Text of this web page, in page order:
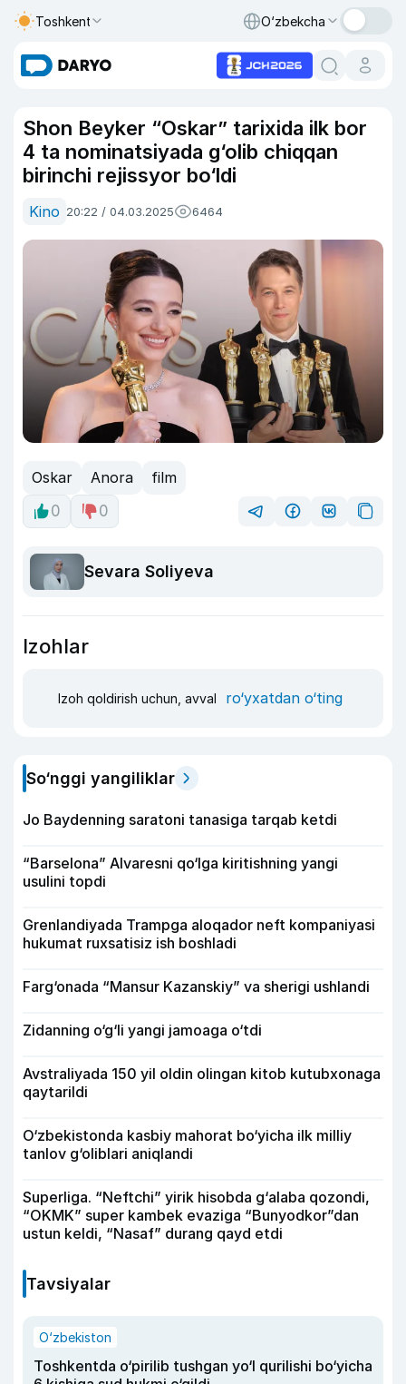
Toshkent O‘zbekcha
Shon Beyker “Oskar” tarixida ilk bor
4 ta nominatsiyada g‘olib chiqqan
birinchi rejissyor bo‘ldi
Kino 20:22 / 04.03.2025 6464
Oskar Anora
film
0
0
Sevara Soliyeva
Izohlar
Izoh qoldirish uchun, avval ro‘yxatdan o‘ting
So‘nggi yangiliklar
Jo Baydenning saratoni tanasiga tarqab ketdi
“Barselona” Alvaresni qo‘lga kiritishning yangi
usulini topdi
Grenlandiyada Trampga aloqador neft kompaniyasi
hukumat ruxsatisiz ish boshladi
Farg‘onada “Mansur Kazanskiy” va sherigi ushlandi
Zidanning o‘g‘li yangi jamoaga o‘tdi
Avstraliyada 150 yil oldin olingan kitob kutubxonaga
qaytarildi
O‘zbekistonda kasbiy mahorat bo‘yicha ilk milliy
tanlov g‘oliblari aniqlandi
Superliga. “Neftchi” yirik hisobda g‘alaba qozondi,
“OKMK” super kambek evaziga “Bunyodkor”dan
ustun keldi, “Nasaf” durang qayd etdi
Tavsiyalar
O‘zbekiston
Toshkentda o‘pirilib tushgan yo‘l qurilishi bo‘yicha